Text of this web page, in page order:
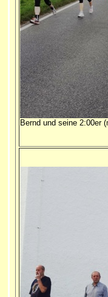
Bernd und seine 2:00er